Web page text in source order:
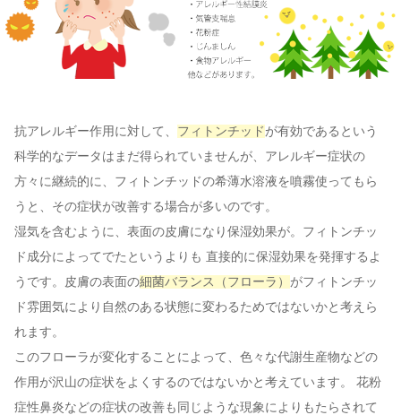
抗アレルギー作用に対して、 フィトンチッド が有効であるという
科学的なデータはまだ得られていませんが、アレルギー症状の
方々に継続的に、フィトンチッドの希薄水溶液を噴霧使ってもら
うと、その症状が改善する場合が多いのです。
湿気を含むように、表面の皮膚になり保湿効果が。フィトンチッ
ド成分によってでたというよりも 直接的に保湿効果を発揮するよ
うです。皮膚の表面の細菌バランス（フローラ） がフィトンチッ
ド雰囲気により自然のある状態に変わるためではないかと考えら
れます。
このフローラが変化することによって、色々な代謝生産物などの
作用が沢山の症状をよくするのではないかと考えています。 花粉
症性鼻炎などの症状の改善も同じような現象によりもたらされて